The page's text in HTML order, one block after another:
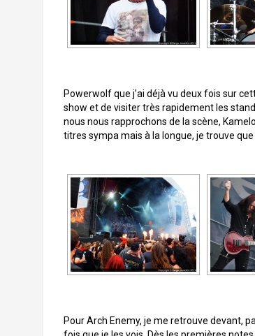
Powerwolf que j’ai déjà vu deux fois sur
show et de visiter très rapidement les
nous nous rapprochons de la scène,
titres sympa mais à la longue, je trouve
Pour Arch Enemy, je me retrouve devant,